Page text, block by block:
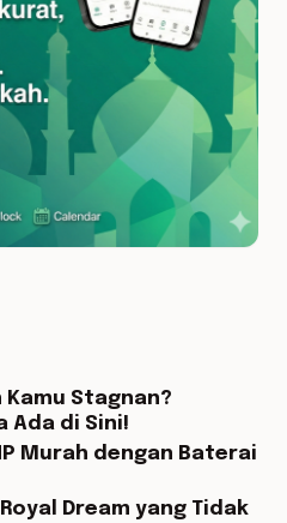
Kamu Stagnan?
Ada di Sini!
Murah dengan Baterai
Dream yang Tidak